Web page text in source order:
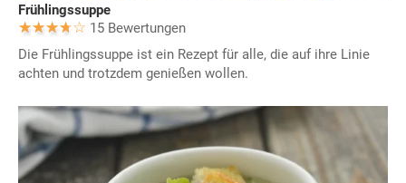
Frühlingssuppe
15 Bewertungen
Die Frühlingssuppe ist ein Rezept für alle, die auf ihre Linie
achten und trotzdem genießen wollen.